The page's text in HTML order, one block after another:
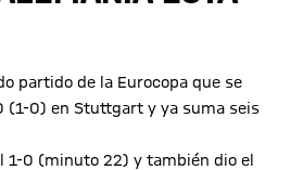
partido de la Eurocopa que se
(1-0) en Stuttgart y ya suma seis
1-0 (minuto 22) y también dio el